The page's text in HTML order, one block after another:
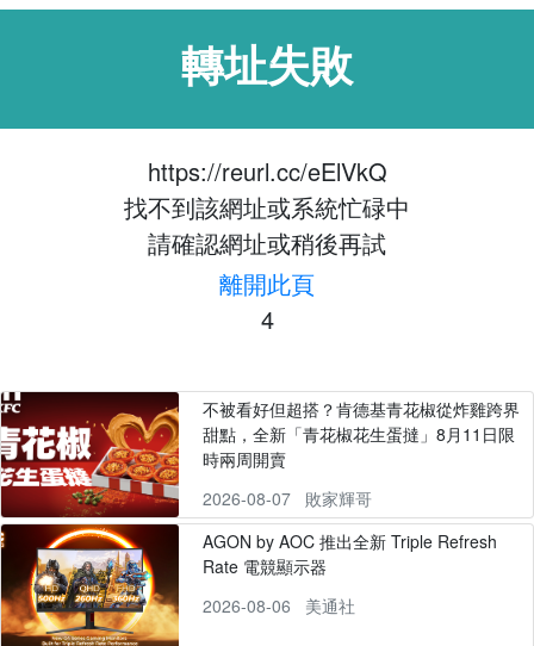
轉址失敗
https://reurl.cc/eElVkQ
找不到該網址或系統忙碌中
請確認網址或稍後再試
離開此頁
4
不被看好但超搭？肯德基青花椒從炸雞跨界
甜點，全新「青花椒花生蛋撻」8月11日限
時兩周開賣
2026-08-07
敗家輝哥
AGON by AOC 推出全新 Triple Refresh
Rate 電競顯示器
2026-08-06
美通社